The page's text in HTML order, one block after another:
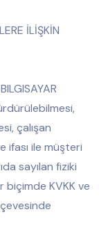
İLİŞKİN
çalışan
ifası ile müşteri
sayılan fiziki
KVKK ve